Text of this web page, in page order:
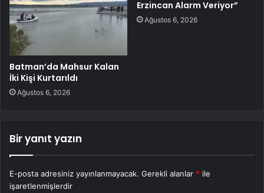
Batman’da Mahsur Kalan
İki Kişi Kurtarıldı
Ağustos 6, 2026
Erzincan Alarm Veriyor”
Ağustos 6, 2026
Bir yanıt yazın
E-posta adresiniz yayınlanmayacak. Gerekli alanlar * ile
işaretlenmişlerdir